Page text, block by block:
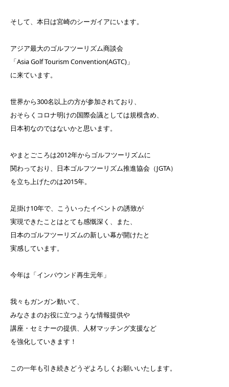
そして、本日は宮崎のシーガイアにいます。
アジア最大のゴルフツーリズム商談会
「Asia Golf Tourism Convention(AGTC)」
に来ています。
世界から300名以上の方が参加されており、
おそらくコロナ明けの国際会議としては規模含め、
日本初なのではないかと思います。
やまとごころは2012年からゴルフツーリズムに
関わっており、日本ゴルフツーリズム推進協会（JGTA）
を立ち上げたのは2015年。
足掛け10年で、こういったイベントの誘致が
実現できたことはとても感慨深く、また、
日本のゴルフツーリズムの新しい幕が開けたと
実感しています。
今年は「インバウンド再生元年」
我々もガンガン動いて、
みなさまのお役に立つような情報提供や
講座・セミナーの提供、人材マッチング支援など
を強化していきます！
この一年も引き続きどうぞよろしくお願いいたします。